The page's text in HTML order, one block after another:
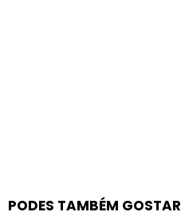
PODES TAMBÉM GOSTAR